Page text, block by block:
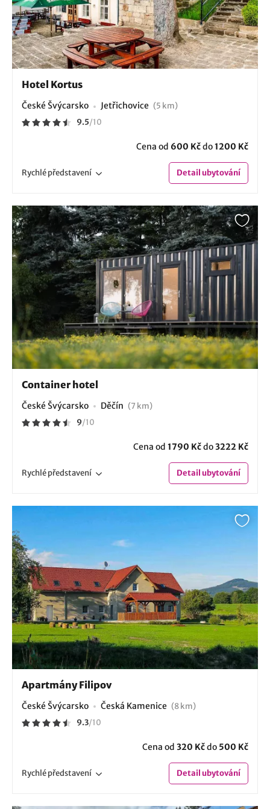
Hotel Kortus
České Švýcarsko Jetřichovice (5 km)
9.5/10
Cena od 600 Kčdo1200 Kč
Rychlépředstavení Detailubytování
Container hotel
České Švýcarsko Děčín (7 km)
9/10
Cena od 1790 Kčdo3222 Kč
Rychlépředstavení Detailubytování
Apartmány Filipov
České Švýcarsko Česká Kamenice (8 km)
9.3/10
Cena od 320 Kčdo 500 Kč
Rychlépředstavení Detailubytování